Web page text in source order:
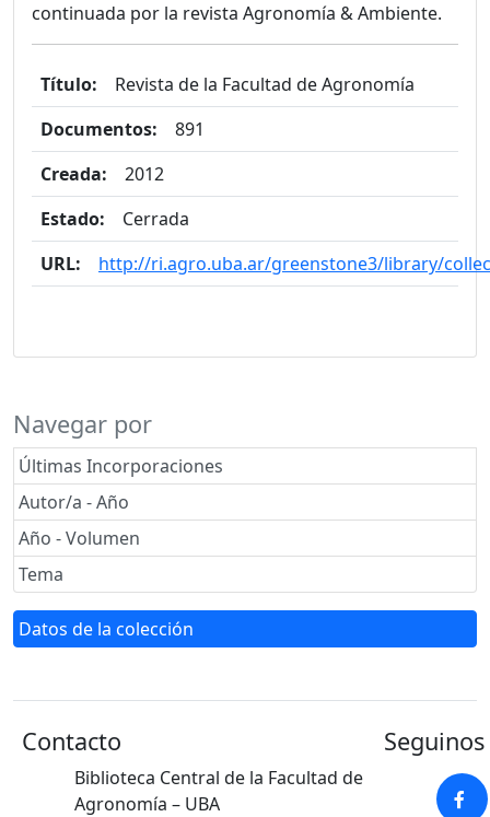
continuada por la revista Agronomía & Ambiente.
Título:
Revista de la Facultad de Agronomía
Documentos:
891
Creada:
2012
Estado:
Cerrada
URL:
http://ri.agro.uba.ar/greenstone3/library/
Navegar por
Últimas Incorporaciones
Autor/a - Año
Año - Volumen
Tema
Datos de la colección
Contacto
Biblioteca Central de la Facultad de
Agronomía – UBA